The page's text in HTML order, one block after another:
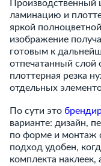
Производственный
ламинацию и
яркой
изображение
готовым к
отпечатанный слой
плоттерная резка
отдельных
По сути это
варианте: дизайн,
по форме и монтаж
подход удобен,
комплекта